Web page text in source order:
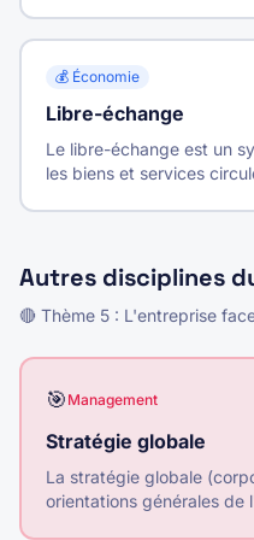
💰 Économie
Libre-échange
Le libre-échange est un
les biens et services
Autres disciplines
🔴 Thème 5 : L'entreprise
🎯 Management
Stratégie globale
La stratégie globale
orientations générales de